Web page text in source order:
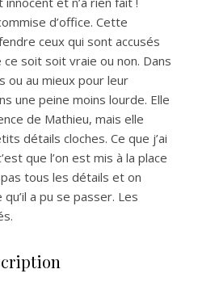
d’office. Cette
ceux qui sont accusés
soit soit vraie ou non. Dans
ou au mieux pour leur
une peine moins lourde. Elle
de Mathieu, mais elle
détails cloches. Ce que j’ai
que l’on est mis à la place
tous les détails et on
a pu se passer. Les